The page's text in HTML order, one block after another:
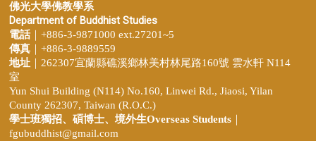
佛光大學佛教學系
Department of Buddhist Studies
電話｜+886-3-9871000 ext.27201~5
傳真 ｜+886-3-9889559
地址 ｜262307宜蘭縣礁溪鄉林美村林尾路160號 雲水軒 N114
室
Yun Shui Building (N114) No.160, Linwei Rd., Jiaosi, Yilan
County 262307, Taiwan (R.O.C.)
學士班獨招、 碩博士、境外生Overseas Students
fgubuddhist@gmail.com